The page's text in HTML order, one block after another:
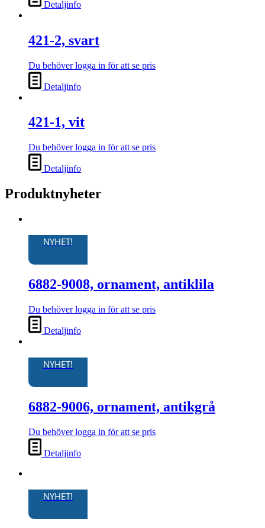
Detaljinfo
421-2, svart
Du behöver logga in för att se pris
Detaljinfo
421-1, vit
Du behöver logga in för att se pris
Detaljinfo
Produktnyheter
NYHET!
6882-9008, ornament, antiklila
Du behöver logga in för att se pris
Detaljinfo
NYHET!
6882-9006, ornament, antikgrå
Du behöver logga in för att se pris
Detaljinfo
NYHET!